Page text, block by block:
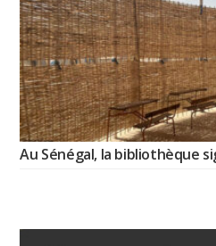
Au Sénégal, la bibliothèque